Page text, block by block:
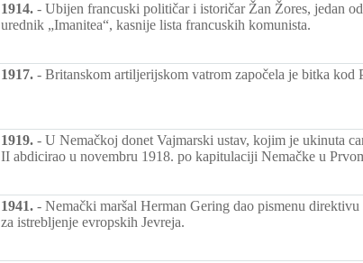
1914. - Ubijen francuski političar i istoričar Žan Žores, jedan
urednik „Imanitea“, kasnije lista francuskih komunista.
1917. - Britanskom artiljerijskom vatrom započela je bitka kod
1919. - U Nemačkoj donet Vajmarski ustav, kojim je ukinuta
II abdicirao u novembru 1918. po kapitulaciji Nemačke u
1941. - Nemački maršal Herman Gering dao pismenu
za istrebljenje evropskih Jevreja.